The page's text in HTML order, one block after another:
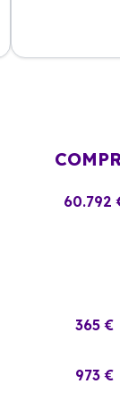
60.792
365 €
973 €